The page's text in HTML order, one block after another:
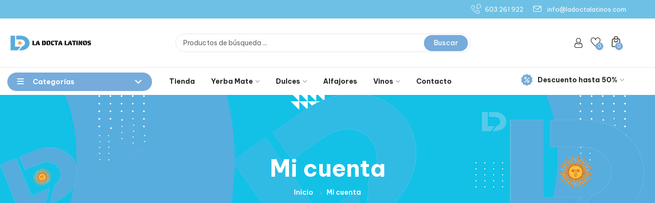
603 261 922 info@ladoctalatinos.com
Buscar 0
0
Categorías Tienda Yerba Mate Dulces Alfajores Vinos Contacto Descuento hasta 50%
Mi cuenta
Inicio Mi cuenta